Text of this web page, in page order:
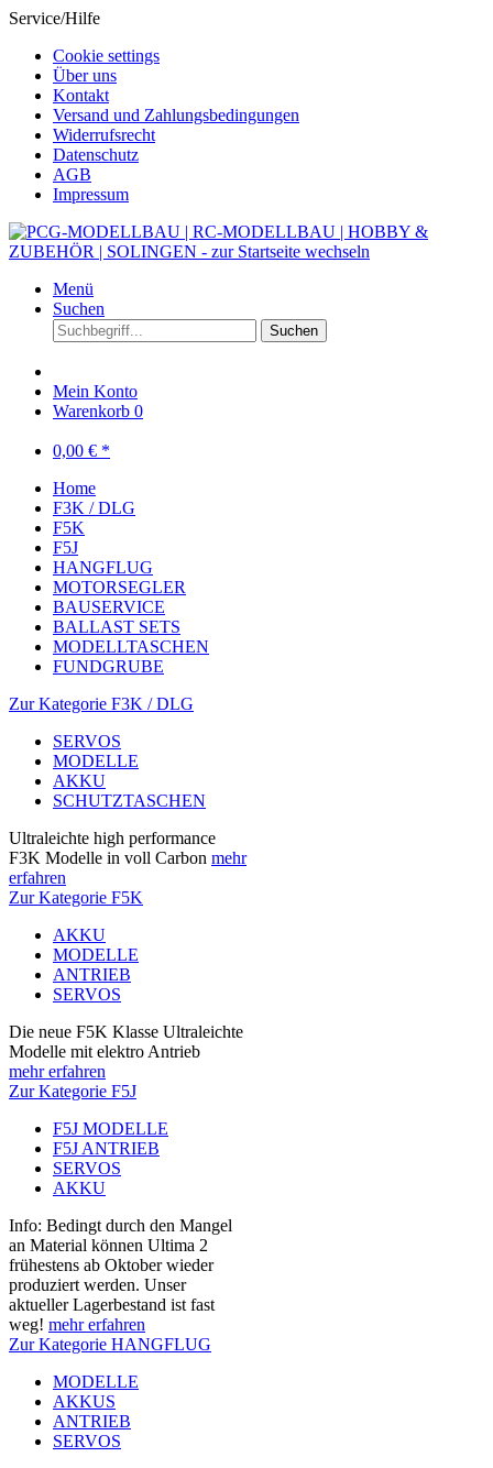
Service/Hilfe
Cookie settings
Über uns
Kontakt
Versand und Zahlungsbedingungen
Widerrufsrecht
Datenschutz
AGB
Impressum
Menü
Suchen
Suchen
Mein Konto
Warenkorb 0
0,00 € *
Home
F3K / DLG
F5K
F5J
HANGFLUG
MOTORSEGLER
BAUSERVICE
BALLAST SETS
MODELLTASCHEN
FUNDGRUBE
Zur Kategorie F3K / DLG
SERVOS
MODELLE
AKKU
SCHUTZTASCHEN
Ultraleichte high performance
F3K Modelle in voll Carbon mehr
erfahren
Zur Kategorie F5K
AKKU
MODELLE
ANTRIEB
SERVOS
Die neue F5K Klasse Ultraleichte
Modelle mit elektro Antrieb
mehr erfahren
Zur Kategorie F5J
F5J MODELLE
F5J ANTRIEB
SERVOS
AKKU
Info: Bedingt durch den Mangel
an Material können Ultima 2
frühestens ab Oktober wieder
produziert werden. Unser
aktueller Lagerbestand ist fast
weg! mehr erfahren
Zur Kategorie HANGFLUG
MODELLE
AKKUS
ANTRIEB
SERVOS